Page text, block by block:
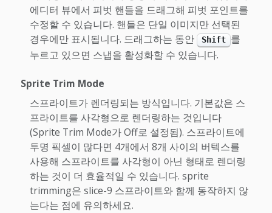
에디터 뷰에서 피벗 핸들을 드래그해 피벗 포인트를
수정할 수 있습니다. 핸들은 단일 이미지만 선택된
경우에만 표시됩니다. 드래그하는 동안 Shift 를
누르고 있으면 스냅을 활성화할 수 있습니다.
Sprite Trim Mode
스프라이트가 렌더링되는 방식입니다. 기본값은 스
프라이트를 사각형으로 렌더링하는 것입니다
(Sprite Trim Mode가 Off로 설정됨). 스프라이트에
투명 픽셀이 많다면 4개에서 8개 사이의 버텍스를
사용해 스프라이트를 사각형이 아닌 형태로 렌더링
하는 것이 더 효율적일 수 있습니다. sprite
trimming은 slice-9 스프라이트와 함께 동작하지 않
는다는 점에 유의하세요.